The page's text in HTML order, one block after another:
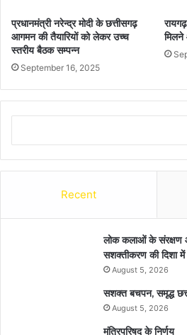
प्रधानमंत्री नरेन्द्र मोदी के छत्तीसगढ़
आगमन की तैयारियों को लेकर उच्च
स्तरीय बैठक सम्पन्न
September 16, 2025
मिलने
Recent
लोक कलाओं के संरक्षण
सशक्तीकरण की दिशा में
August 5, 2026
सशक्त बचपन, समृद्ध
August 5, 2026
मंत्रिपरिषद के निर्णय